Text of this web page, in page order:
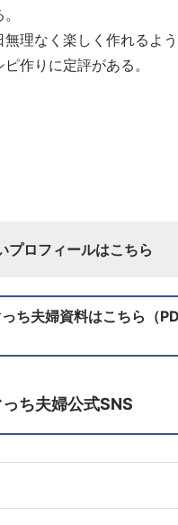
理なく楽しく作れるよ
作りに定評がある。
プロフィールはこちら
ち夫婦資料はこちら（
っち夫婦公式SNS